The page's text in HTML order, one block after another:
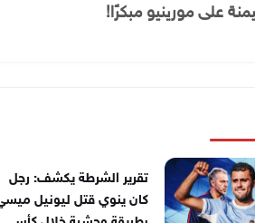
على مورينيو مبكرًا!
تقرير الشرطة يكشف: رجل
كان ينوي قتل ليونيل